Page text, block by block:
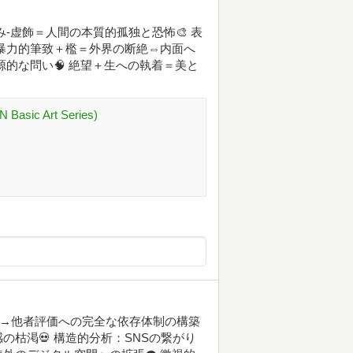
虚飾＝人間の本質的孤独と恐怖🎨 表
的筆致＋檻＝外界の断絶⇔内面へ
な問い🧠 絶望＋生への執着＝美と
Basic Art Series)
他者評価への完全な依存体制の構築
枯渇💀 構造的分析：SNSの繋がり